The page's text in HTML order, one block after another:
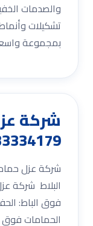
والصدمات
تشكيلات
بمجموعة
شركة
0533334179 عزل
البلاط شركة
فوق الباط:
الحمامات